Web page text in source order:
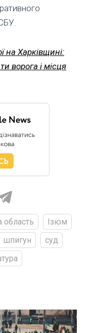
на Харківщині:
ворога і місця
область
Ізюм
шпигун
суд